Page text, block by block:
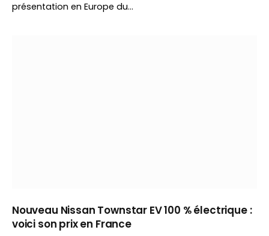
présentation en Europe du…
Nouveau Nissan Townstar EV 100 % électrique :
voici son prix en France